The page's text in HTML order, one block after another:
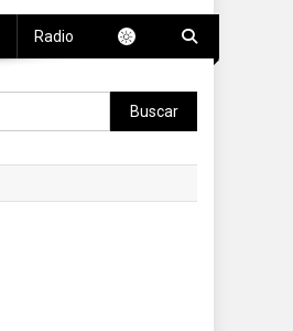
Radio
Buscar: